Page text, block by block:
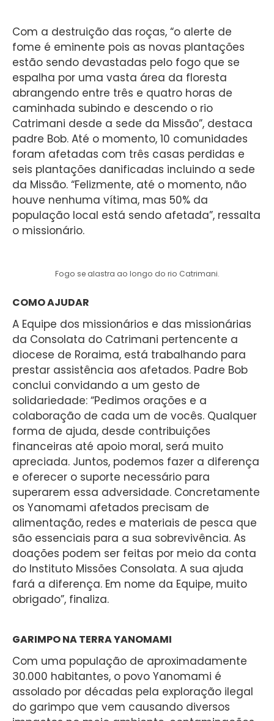
Com a destruição das roças, “o alerte de
fome é eminente pois as novas plantações
estão sendo devastadas pelo fogo que se
espalha por uma vasta área da floresta
abrangendo entre três e quatro horas de
caminhada subindo e descendo o rio
Catrimani desde a sede da Missão”, destaca
padre Bob. Até o momento, 10 comunidades
foram afetadas com três casas perdidas e
seis plantações danificadas incluindo a sede
da Missão. “Felizmente, até o momento, não
houve nenhuma vítima, mas 50% da
população local está sendo afetada”, ressalta
o missionário.
Fogo se alastra ao longo do rio Catrimani.
COMO AJUDAR
A Equipe dos missionários e das missionárias
da Consolata do Catrimani pertencente a
diocese de Roraima, está trabalhando para
prestar assistência aos afetados. Padre Bob
conclui convidando a um gesto de
solidariedade: “Pedimos orações e a
colaboração de cada um de vocês. Qualquer
forma de ajuda, desde contribuições
financeiras até apoio moral, será muito
apreciada. Juntos, podemos fazer a diferença
e oferecer o suporte necessário para
superarem essa adversidade. Concretamente
os Yanomami afetados precisam de
alimentação, redes e materiais de pesca que
são essenciais para a sua sobrevivência. As
doações podem ser feitas por meio da conta
do Instituto Missões Consolata. A sua ajuda
fará a diferença. Em nome da Equipe, muito
obrigado”, finaliza.
GARIMPO NA TERRA YANOMAMI
Com uma população de aproximadamente
30.000 habitantes, o povo Yanomami é
assolado por décadas pela exploração ilegal
do garimpo que vem causando diversos